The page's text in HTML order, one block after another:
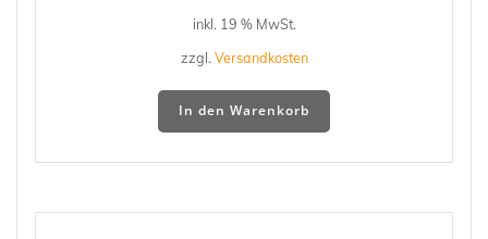
inkl. 19 % MwSt.
zzgl. Versandkosten
In den Warenkorb